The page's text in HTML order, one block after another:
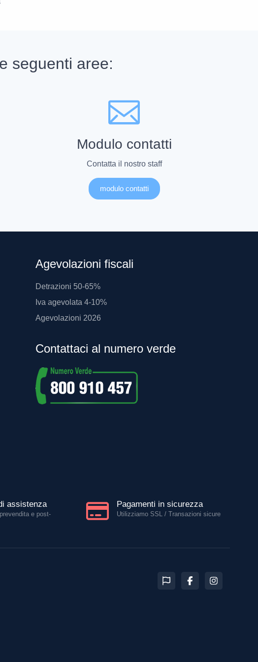
seguenti aree:
Modulo contatti
Contatta il nostro staff
modulo contatti
Agevolazioni fiscali
Detrazioni 50-65%
Iva agevolata 4-10%
Agevolazioni 2026
Contattaci al numero verde
assistenza
e post-
Pagamenti in sicurezza
Utilizziamo SSL / Transazioni sicure